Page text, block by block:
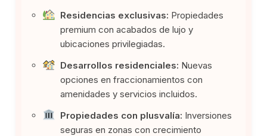
Residencias exclusivas: Propiedades
premium con acabados de lujo y
ubicaciones privilegiadas.
Desarrollos residenciales: Nuevas
opciones en fraccionamientos con
amenidades y servicios incluidos.
Propiedades con plusvalía: Inversiones
seguras en zonas con crecimiento